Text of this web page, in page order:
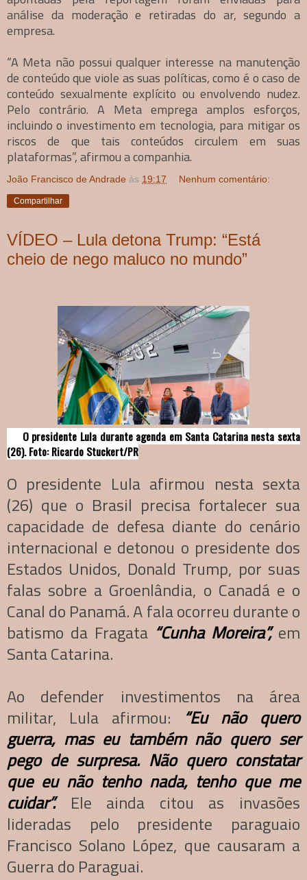
análise da moderação e retiradas do ar, segundo a
empresa.
“A Meta não possui qualquer interesse na manutenção
de conteúdo que viole as suas políticas, como é o caso de
conteúdo sexualmente explícito ou envolvendo nudez.
Pelo contrário. A Meta emprega amplos esforços,
incluindo o investimento em tecnologia, para mitigar os
riscos de que tais conteúdos circulem em suas
plataformas”, afirmou a companhia.
João Francisco de Andrade às 19:17 Nenhum comentário:
Compartilhar
VÍDEO – Lula detona Trump: “Está
cheio de nego maluco no mundo”
O presidente Lula durante agenda em Santa Catarina nesta sexta
(26). Foto: Ricardo Stuckert/PR
O presidente Lula afirmou nesta sexta
(26) que o Brasil precisa fortalecer sua
capacidade de defesa diante do cenário
internacional e detonou o presidente dos
Estados Unidos, Donald Trump, por suas
falas sobre a Groenlândia, o Canadá e o
Canal do Panamá. A fala ocorreu durante o
batismo da Fragata “Cunha Moreira”,em
Santa Catarina.
Ao defender investimentos na área
militar, Lula afirmou:
“Eu não quero
guerra, mas eu também não quero ser
pego de surpresa. Não quero constatar
que eu não tenho nada, tenho que me
cuidar”.Ele ainda citou as invasões
lideradas pelo presidente paraguaio
Francisco Solano López, que causaram a
Guerra do Paraguai.